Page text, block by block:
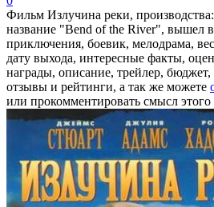
Фильм Излучина реки,
название "Bend of the River", вышел
приключения, боевик, мелодрама,
дату выхода, интересные факты,
награды, описание, трейлер, бюджет,
отзывы и рейтинги, а так же можете
или прокомментировать смысл этого